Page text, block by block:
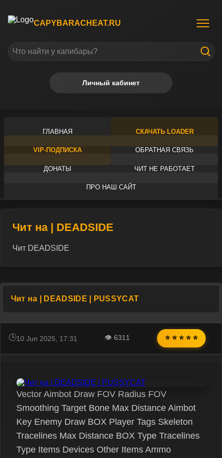
CAPYBARACHEAT.RU
Личный кабинет
ГЛАВНАЯ СКАЧАТЬ LOADER
VIP-ПОДПИСКА ОБРАТНАЯ СВЯЗЬ
ДОНАТЫ ЧИТ НЕ РАБОТАЕТ
ПРО НАШ САЙТ
Чит на | DEADSIDE
Чит DEADSIDE
Чит на | DEADSIDE | PUSSYCAT
10 Jun 2025, 17:31 👁 6311 ⭐ ⭐ ⭐ ⭐ ⭐
Vector Aimbot Draw FOV Radius FOV
Smoothing Target Bone Max Distance Aimbot
Key Enemy Draw BOX Player Tags Skeleton
Tracelines Max Distance BOX Type Tracelines
Type Items Devices Other Items Ammo